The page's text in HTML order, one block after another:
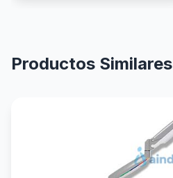
Productos Similares